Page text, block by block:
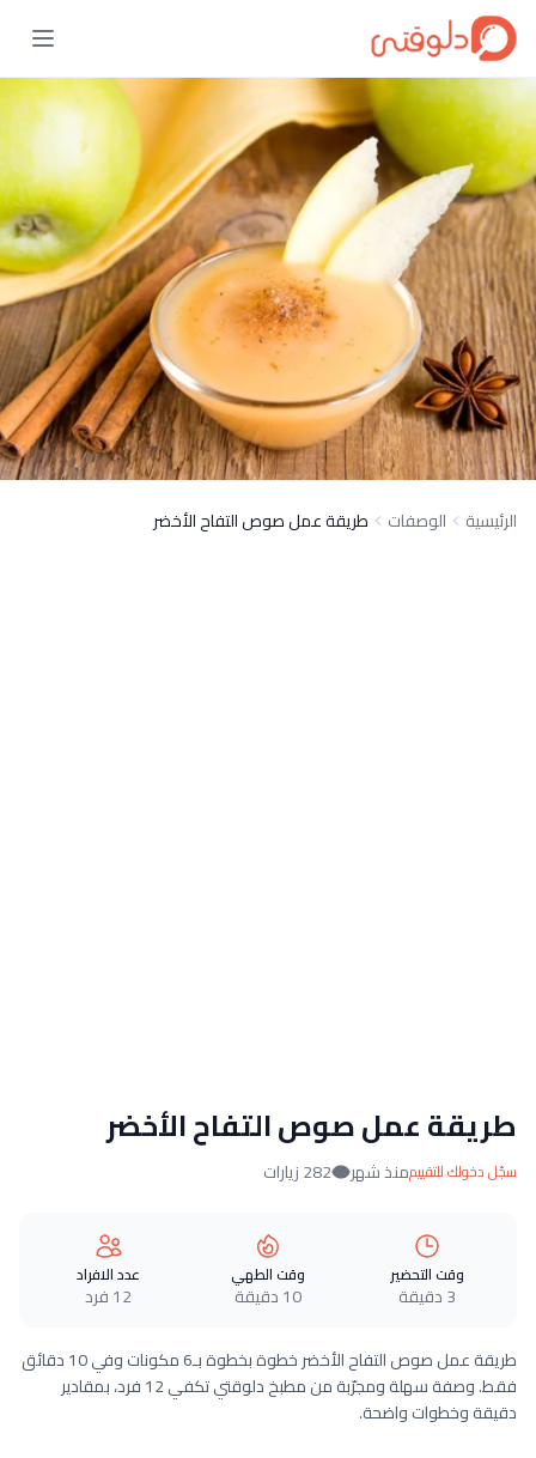
الرئيسية الوصفات طريقة عمل صوص التفاح الأخضر
طريقة عمل صوص التفاح الأخضر
سجّل دخولك للتقييممنذ شهر 282 زيارات
وقت التحضير
3 دقيقة
وقت الطهي
10 دقيقة
عدد الافراد
12 فرد
طريقة عمل صوص التفاح الأخضر خطوة بخطوة بـ6 مكونات وفي 10 دقائق
فقط. وصفة سهلة ومجرّبة من مطبخ دلوقتي تكفي 12 فرد، بمقادير
دقيقة وخطوات واضحة.